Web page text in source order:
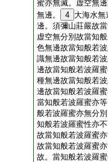
蜜亦無滅。虚空無
無邊。
4 大海水
邊。須彌山莊嚴故
虚空無分別故當知
色無邊故當知般若
識無邊故當知般若
邊故當知般若波羅
種無邊故當知般若
邊故當知般若波羅
當知般若波羅蜜亦
般若波羅蜜亦無分
知般若波羅蜜性亦
故當知般若波羅蜜
故當知般若波羅蜜
故。當知般若波羅